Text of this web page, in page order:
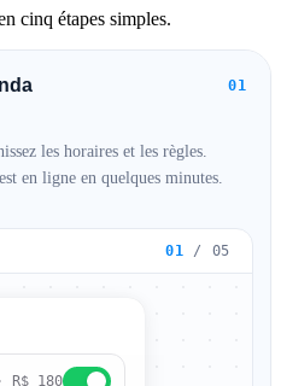
cinq étapes simples.
01
les horaires et les règles.
en ligne en quelques minutes.
01 / 05
R$ 180